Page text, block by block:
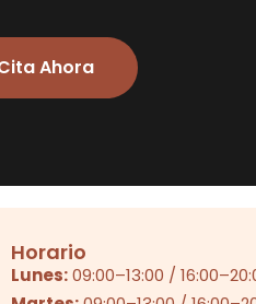
Ahora
Horario
Lunes:09:00–13:00 / 16:00–